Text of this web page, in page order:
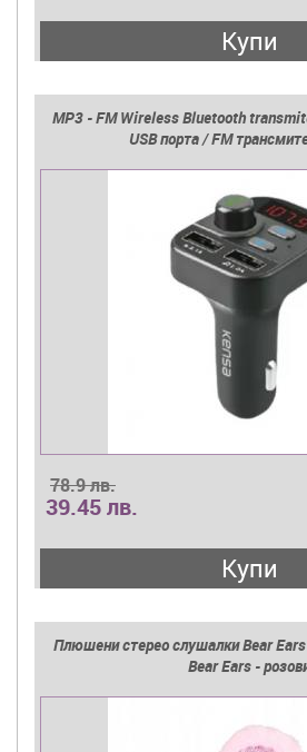
Купи
MP3 - FM Wireless Bluetooth
USB порта / FM
78.9 лв.
39.45 лв.
Купи
Плюшени стерео слушалки Bear
Bear Ears -